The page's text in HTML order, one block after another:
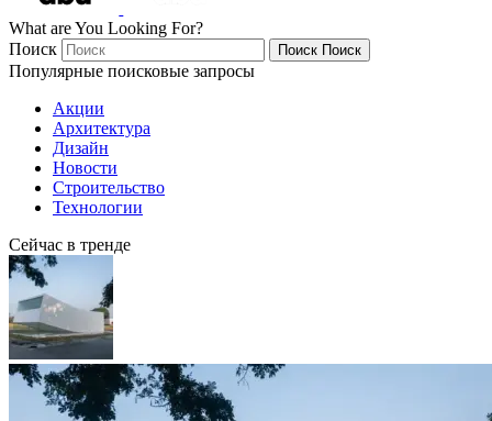
What are You Looking For?
Поиск
Поиск Поиск
Популярные поисковые запросы
Акции
Архитектура
Дизайн
Новости
Строительство
Технологии
Сейчас в тренде